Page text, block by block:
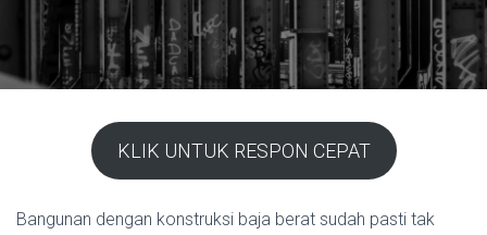
KLIK UNTUK RESPON CEPAT
Bangunan dengan konstruksi baja berat sudah pasti tak